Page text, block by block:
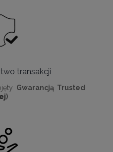
transakcji
Gwarancją Trusted
)